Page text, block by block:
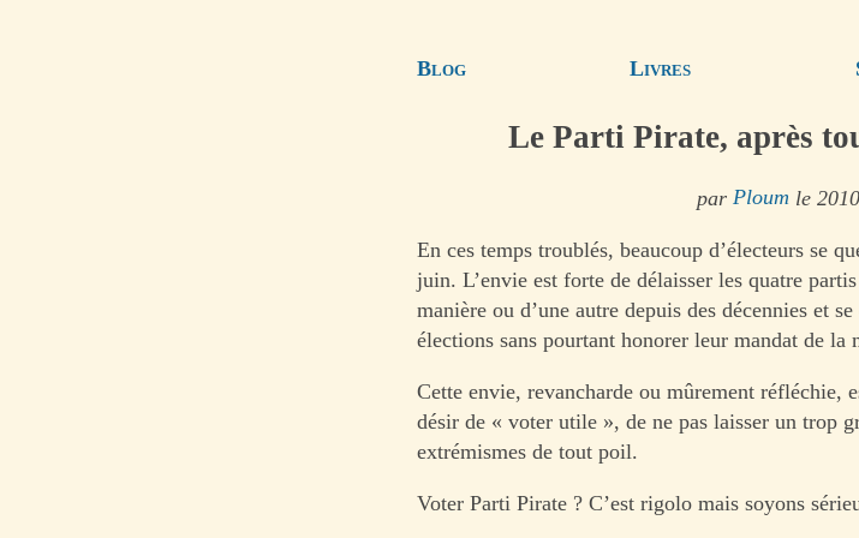
Blog Livres
Le Parti Pirate, après
par Ploum le
En ces temps troublés, beaucoup d’électeurs se
juin. L’envie est forte de délaisser les quatre
manière ou d’une autre depuis des décennies et
élections sans pourtant honorer leur mandat de la
Cette envie, revancharde ou mûrement réfléchie,
désir de « voter utile », de ne pas laisser un trop
extrémismes de tout poil.
Voter Parti Pirate ? C’est rigolo mais soyons